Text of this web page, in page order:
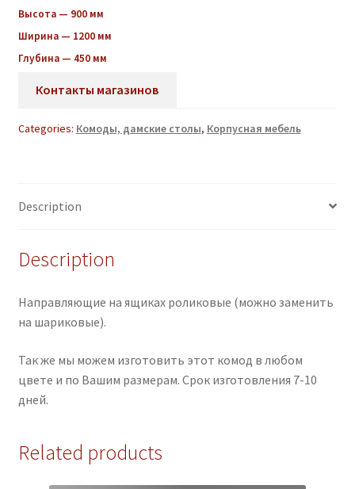
Высота — 900 мм
Ширина — 1200 мм
Глубина — 450 мм
Контакты магазинов
Categories: Комоды, дамские столы, Корпусная мебель
Description
Description
Направляющие на ящиках роликовые (можно заменить
на шариковые).
Так же мы можем изготовить этот комод в любом
цвете и по Вашим размерам. Срок изготовления 7-10
дней.
Related products